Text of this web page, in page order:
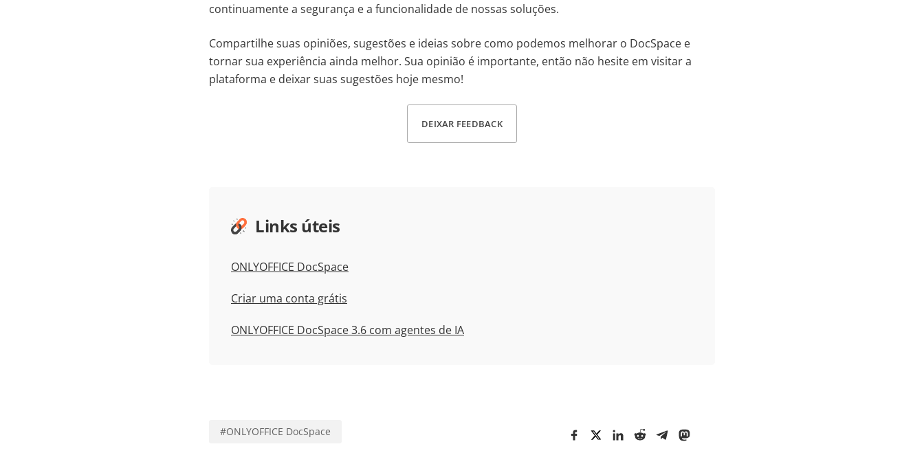
continuamente a segurança e a funcionalidade de nossas soluções.
Compartilhe suas opiniões, sugestões e ideias sobre como podemos melhorar o DocSpace e
tornar sua experiência ainda melhor. Sua opinião é importante, então não hesite em visitar a
plataforma e deixar suas sugestões hoje mesmo!
DEIXAR FEEDBACK
Links úteis
ONLYOFFICE DocSpace
Criar uma conta grátis
ONLYOFFICE DocSpace 3.6 com agentes de IA
#ONLYOFFICE DocSpace